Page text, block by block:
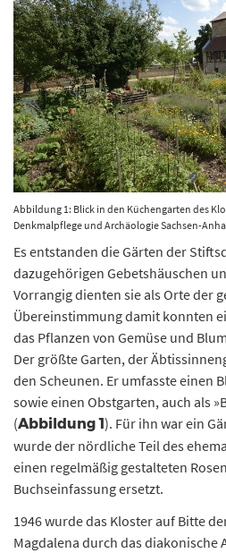
Abbildung 1: Blick in den Küchengarten des
Denkmalpflege und Archäologie Sachsen-
Es entstanden die Gärten der
dazugehörigen Gebetshäuschen
Vorrangig dienten sie als Orte der
Übereinstimmung damit konnten
das Pflanzen von Gemüse und
Der größte Garten, der
den Scheunen. Er umfasste einen
sowie einen Obstgarten, auch als
(Abbildung 1). Für ihn war ein
wurde der nördliche Teil des
einen regelmäßig gestalteten
Buchseinfassung ersetzt.
1946 wurde das Kloster auf Bitte
Magdalena durch das diakonische